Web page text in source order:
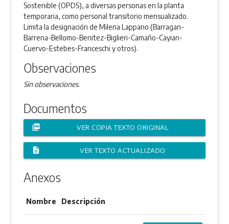
Sostenible (OPDS), a diversas personas en la planta
temporaria, como personal transitorio mensualizado.
Limita la designación de Milena Lappano (Barragan-
Barrena-Bellomo-Benitez-Biglieri-Camaño-Cayian-
Cuervo-Estebes-Franceschi y otros).
Observaciones
Sin observaciones.
Documentos
picture_as_pdf VER COPIA TEXTO ORIGINAL
description VER TEXTO ACTUALIZADO
Anexos
Nombre Descripción